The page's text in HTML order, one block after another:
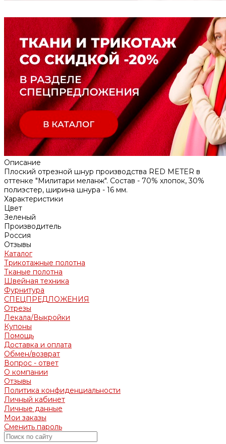
Описание
Плоский отрезной шнур производства RED METER в
оттенке "Милитари меланж". Состав - 70% хлопок, 30%
полиэстер, ширина шнура - 16 мм.
Характеристики
Цвет
Зеленый
Производитель
Россия
Отзывы
Каталог
Трикотажные полотна
Тканые полотна
Швейная техника
Фурнитура
СПЕЦПРЕДЛОЖЕНИЯ
Отрезы
Лекала/Выкройки
Купоны
Помощь
Доставка и оплата
Обмен/возврат
Вопрос - ответ
О компании
Отзывы
Политика конфиденциальности
Личный кабинет
Личные данные
Мои заказы
Сменить пароль